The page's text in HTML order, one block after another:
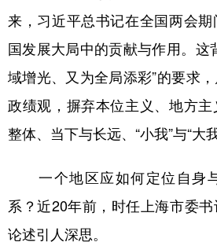
新疆 内蒙古 黑
多语种频道
English Español
Русский язык 日
Deutsch Português
来，习近平总书记在全国两会
国发展大局中的贡献与作用。这
域增光、又为全局添彩”的要求
政绩观，摒弃本位主义、地方
整体、当下与长远、“小我”与“大
一个地区应如何定位自身
系？近20年前，时任上海市委
论述引人深思。